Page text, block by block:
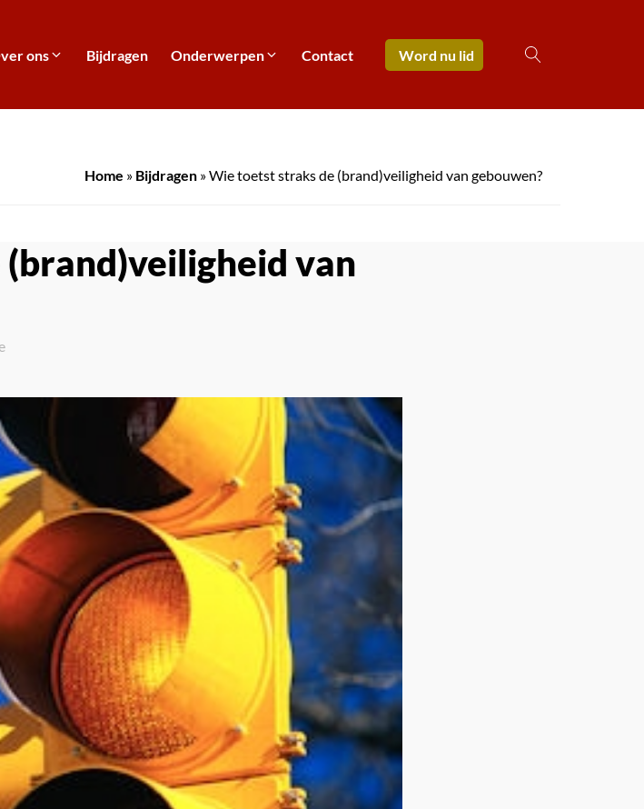
ons Bijdragen Onderwerpen Contact Word nu lid
Home » Bijdragen »Wie toetst straks de (brand)veiligheid van gebouwen?
van